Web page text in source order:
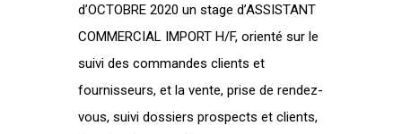
d’OCTOBRE 2020 un stage d’ASSISTANT
COMMERCIAL IMPORT H/F, orienté sur le
suivi des commandes clients et
fournisseurs, et la vente, prise de rendez-
vous, suivi dossiers prospects et clients,